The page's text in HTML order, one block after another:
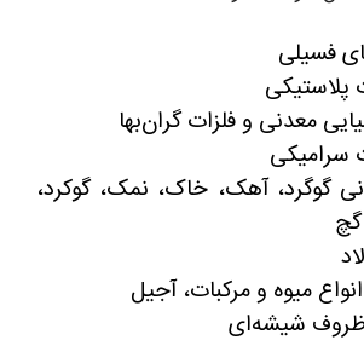
فسیلی
معدنی و فلزات گران‌بها
سرامیکی
گوگرد، آهک، خاک، نمک، گوکرد،
میوه و مرکبات، آجیل
شیشه‌ای